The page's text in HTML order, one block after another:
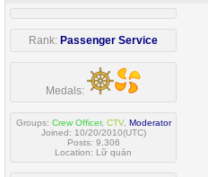
Rank: Passenger Service
Medals:
Groups: Crew Officer, CTV, Moderator
Joined: 10/20/2010(UTC)
Posts: 9,306
Location: Lữ quán